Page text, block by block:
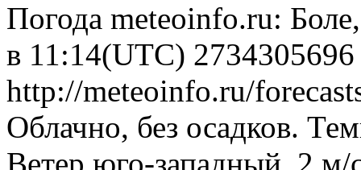
Погода meteoinfo.ru:
в 11:14(UTC) 2734305696
http://meteoinfo.ru/
Облачно, без осадков.